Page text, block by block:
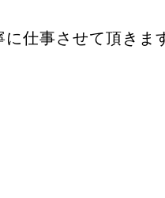
仕事させて頂きま